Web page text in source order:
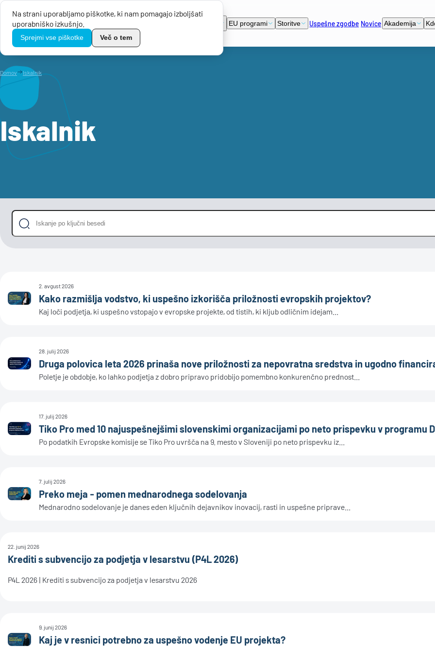
Na strani uporabljamo piškotke, ki nam pomagajo izboljšati
uporabniško izkušnjo.
Sprejmi vse piškotke Več o tem
TikoPro
EU programi Storitve Uspešne zgodbe Novice Akademija
Domov Iskalnik
Iskalnik
2. avgust 2026
Kako razmišlja vodstvo, ki uspešno izkorišča priložnosti evropskih projektov?
Kaj loči podjetja, ki uspešno vstopajo v evropske projekte, od tistih, ki kljub odličnim idejam...
28. julij 2026
Druga polovica leta 2026 prinaša nove priložnosti za nepovratna sredstva in ugodno
Poletje je obdobje, ko lahko podjetja z dobro pripravo pridobijo pomembno konkurenčno prednost...
17. julij 2026
Tiko Pro med 10 najuspešnejšimi slovenskimi organizacijami po neto prispevku v programu
Po podatkih Evropske komisije se Tiko Pro uvršča na 9. mesto v Sloveniji po neto prispevku iz...
7. julij 2026
Preko meja - pomen mednarodnega sodelovanja
Mednarodno sodelovanje je danes eden ključnih dejavnikov inovacij, rasti in uspešne priprave...
22. junij 2026
Krediti s subvencijo za podjetja v lesarstvu (P4L 2026)
P4L 2026 | Krediti s subvencijo za podjetja v lesarstvu 2026
9. junij 2026
Kaj je v resnici potrebno za uspešno vodenje EU projekta?